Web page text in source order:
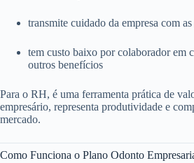
transmite cuidado da empresa com as
tem custo baixo por colaborador em
outros benefícios
Para o RH, é uma ferramenta prática de
empresário, representa produtividade e
mercado.
Como Funciona o Plano Odonto